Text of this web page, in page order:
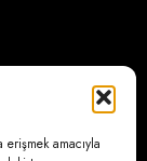
amacıyla